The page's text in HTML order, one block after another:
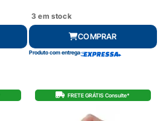
3 em stock
COMPRAR
Produto com entrega
FRETE GRÁTIS Consulte*